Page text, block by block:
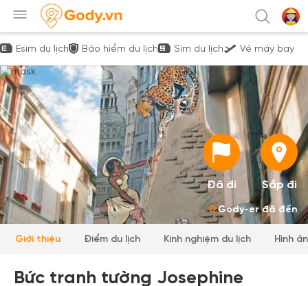
Esim du lịch Bảo hiểm du lịch Sim du lịch Vé máy bay
Đã đi Sắp đi
0Gody-er đã đến
Giới thiệu Điểm du lịch Kinh nghiệm du lịch Hình
Bức tranh tường Josephine